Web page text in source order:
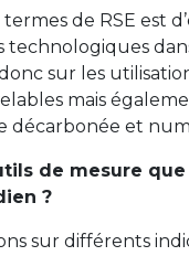
de RSE est
technologiques
sur les
mais
décarbonée et
de mesure
?
sur différents